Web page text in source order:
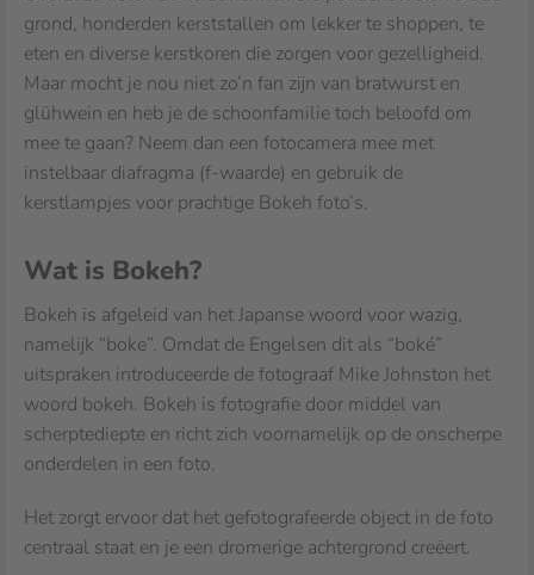
grond, honderden kerststallen om lekker te shoppen, te
eten en diverse kerstkoren die zorgen voor gezelligheid.
Maar mocht je nou niet zo’n fan zijn van bratwurst en
glühwein en heb je de schoonfamilie toch beloofd om
mee te gaan? Neem dan een fotocamera mee met
instelbaar diafragma (f-waarde) en gebruik de
kerstlampjes voor prachtige Bokeh foto’s.
Wat is Bokeh?
Bokeh is afgeleid van het Japanse woord voor wazig,
namelijk “boke”. Omdat de Engelsen dit als “boké”
uitspraken introduceerde de fotograaf Mike Johnston het
woord bokeh. Bokeh is fotografie door middel van
scherptediepte en richt zich voornamelijk op de onscherpe
onderdelen in een foto.
Het zorgt ervoor dat het gefotografeerde object in de foto
centraal staat en je een dromerige achtergrond creëert.